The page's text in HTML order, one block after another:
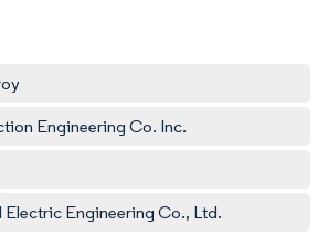
Engineering Co. Inc.
Electric Engineering Co., Ltd.